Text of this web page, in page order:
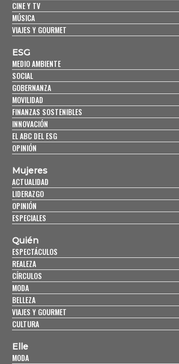
CINE Y TV
MÚSICA
VIAJES Y GOURMET
ESG
MEDIO AMBIENTE
SOCIAL
GOBERNANZA
MOVILIDAD
FINANZAS SOSTENIBLES
INNOVACIÓN
EL ABC DEL ESG
OPINIÓN
Mujeres
ACTUALIDAD
LIDERAZGO
OPINIÓN
ESPECIALES
Quién
ESPECTÁCULOS
REALEZA
CÍRCULOS
MODA
BELLEZA
VIAJES Y GOURMET
CULTURA
Elle
MODA